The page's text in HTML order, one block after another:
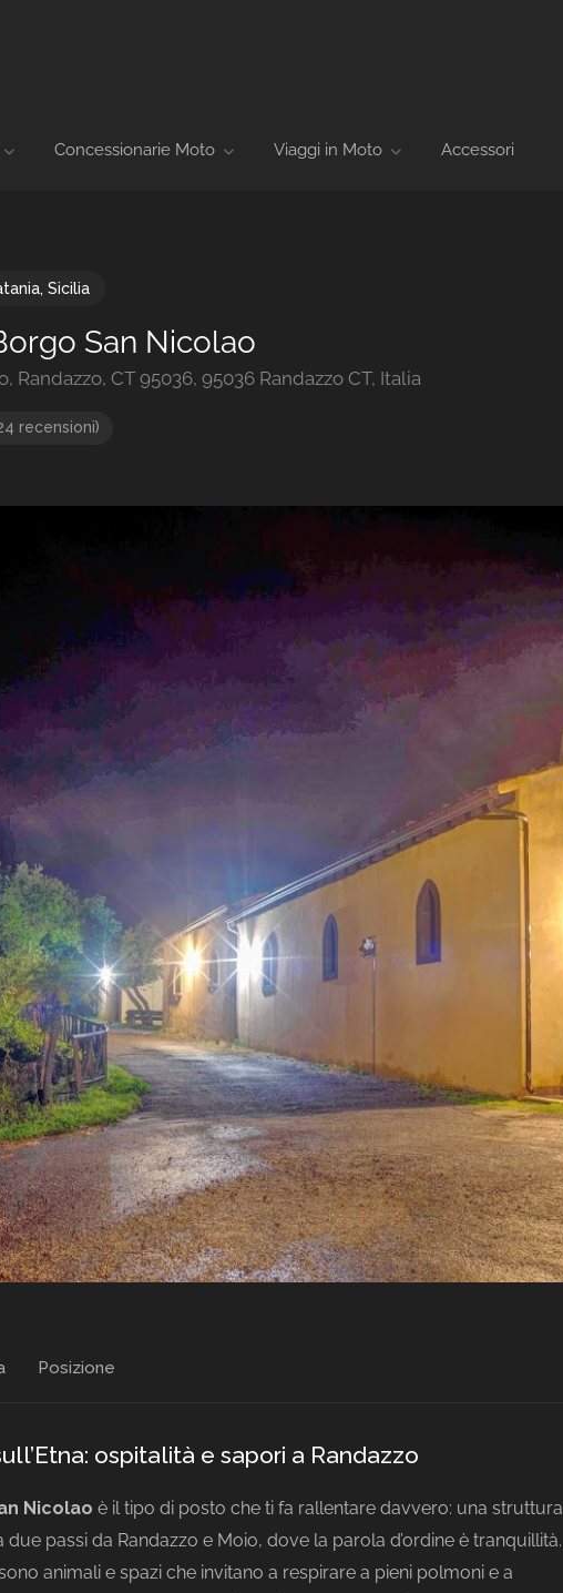
Concessionarie Moto Viaggi in Moto Accessori
, Sicilia
San Nicolao
Randazzo, CT 95036, 95036 Randazzo CT, Italia
recensioni)
Posizione
ospitalità e sapori a Randazzo
Nicolao è il tipo di posto che ti fa rallentare davvero: una struttura
passi da Randazzo e Moio, dove la parola d’ordine è tranquillità.
animali e spazi che invitano a respirare a pieni polmoni e a